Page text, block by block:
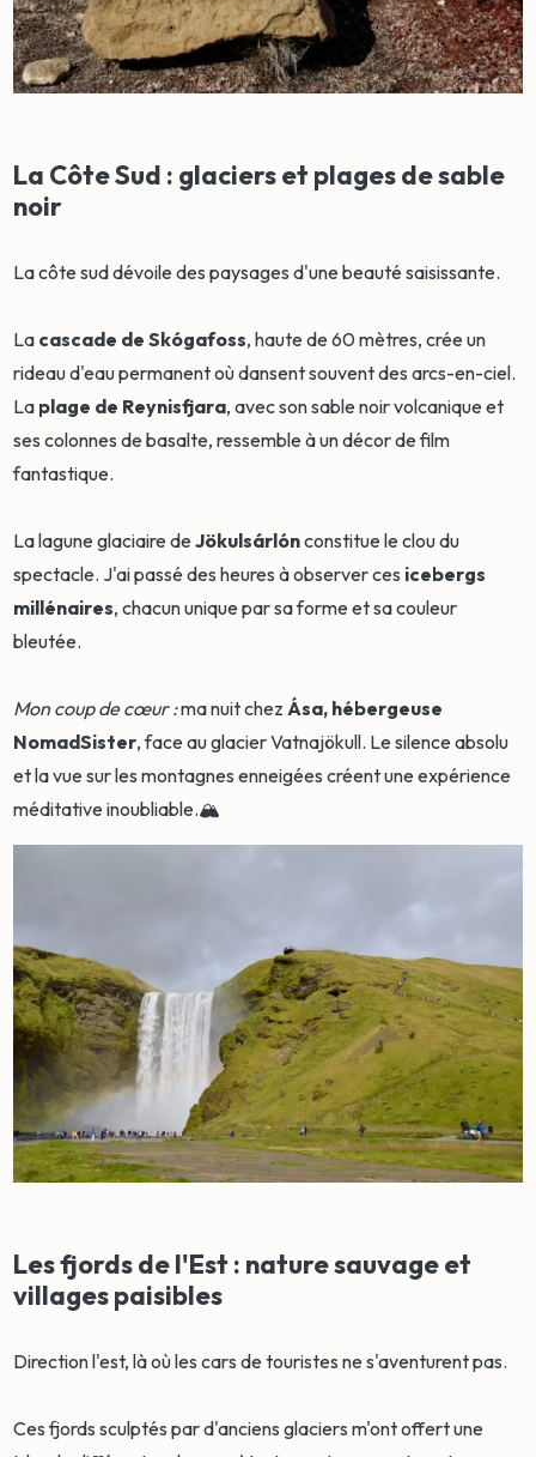
La Côte Sud : glaciers et plages de sable
noir
La côte sud dévoile des paysages d'une beauté saisissante.
La cascade de Skógafoss, haute de 60 mètres, crée un
rideau d'eau permanent où dansent souvent des arcs-en-ciel.
La plage de Reynisfjara, avec son sable noir volcanique et
ses colonnes de basalte, ressemble à un décor de film
fantastique.
La lagune glaciaire deJökulsárlónconstitue le clou du
spectacle. J'ai passé des heures à observer ces icebergs
millénaires, chacun unique par sa forme et sa couleur
bleutée.
Mon coup de cœur :ma nuit chez Ása, hébergeuse
NomadSister, face au glacier Vatnajökull. Le silence absolu
et la vue sur les montagnes enneigées créent une expérience
méditative inoubliable.🏔️
Les fjords de l'Est : nature sauvage et
villages paisibles
Direction l'est, là où les cars de touristes ne s'aventurent pas.
Ces fjords sculptés par d'anciens glaciers m'ont offert une